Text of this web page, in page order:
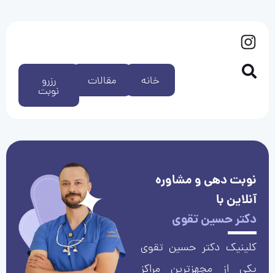
رزرو
نوبت
مقالات خانه
نوبت دهی و مشاوره
آنلاین با
دکتر حسین تقوی
کلینیک دکتر حسین تقوی
یکی از مجهزترین مراکز